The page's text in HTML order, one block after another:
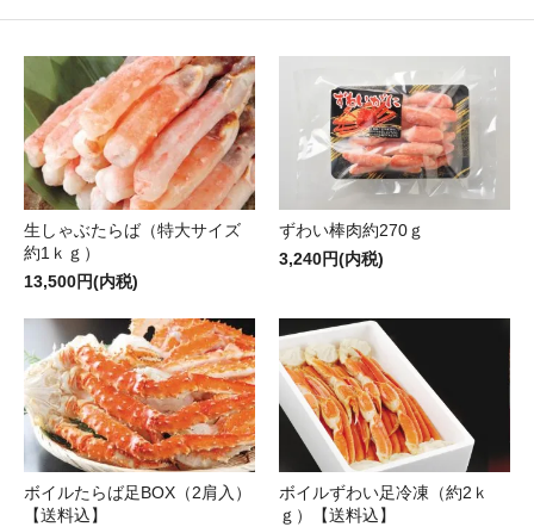
生しゃぶたらば（特大サイズ
約1ｋｇ）
13,500円(内税)
ずわい棒肉約270ｇ
3,240円(内税)
ボイルたらば足BOX（2肩入）
【送料込】
ボイルずわい足冷凍（約2ｋ
ｇ）【送料込】